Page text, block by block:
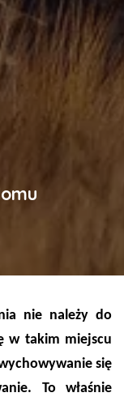
nie należy do
w takim miejscu
się
To właśnie